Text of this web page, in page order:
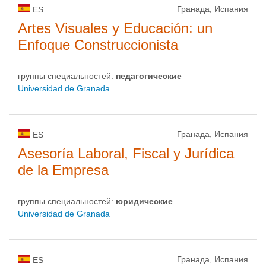
ES Гранада, Испания
Artes Visuales y Educación: un
Enfoque Construccionista
группы специальностей: педагогические
Universidad de Granada
ES Гранада, Испания
Asesoría Laboral, Fiscal y Jurídica
de la Empresa
группы специальностей: юридические
Universidad de Granada
ES Гранада, Испания